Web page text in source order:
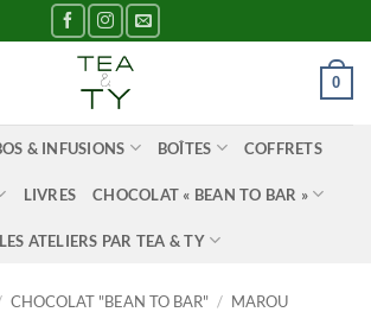
0
& INFUSIONS BOÎTES COFFRETS
LIVRES CHOCOLAT « BEAN TO BAR »
LES ATELIERS PAR TEA & TY
CHOCOLAT "BEAN TO BAR" / MAROU